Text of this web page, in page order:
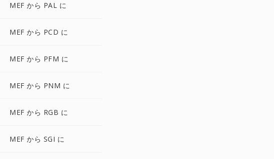
MEF から PAL に
MEF から PCD に
MEF から PFM に
MEF から PNM に
MEF から RGB に
MEF から SGI に